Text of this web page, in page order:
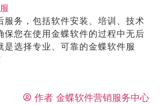
服务，包括软件安装、培训、技术
保您在使用金蝶软件的过程中无后
是选择专业、可靠的金蝶软件服
作者 金蝶软件营销服务中心